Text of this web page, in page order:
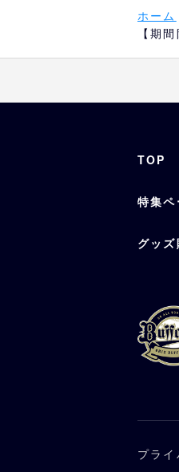
ホーム
【期
TOP
特集ペ
グッ
プラ